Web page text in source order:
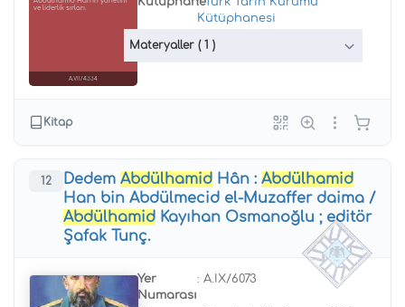
ve liderlik sırları.
A.VII/4334
Kütüphanesi
Materyaller ( 1 )
Kitap
12 Dedem Abdülhamid Hân : Abdülhamid
Han bin Abdülmecid el-Muzaffer daima /
Abdülhamid Kayıhan Osmanoğlu ; editör
Şafak Tunç.
Yer
Numarası
: A.IX/6073